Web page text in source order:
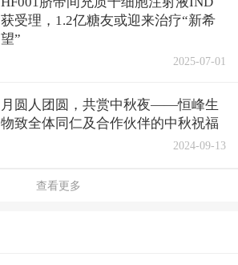
获受理，1.2亿糖友或迎来治疗“新希
望”
2025-07-01
月圆人团圆，共赏中秋夜——恒峰生
物致全体同仁及合作伙伴的中秋祝福
2024-09-13
查看更多